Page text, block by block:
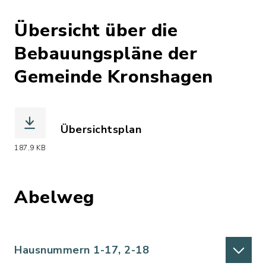
Übersicht über die
Bebauungspläne der
Gemeinde Kronshagen
187,9 KB
Übersichtsplan
Abelweg
Hausnummern 1-17, 2-18